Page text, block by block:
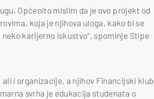
Općenito mislim da je ovo projekt od
koja je njihova uloga, kako bi se
karijerno iskustvo“, spominje Stipe
i organizacije, a njihov Financijski klub
svrha je edukacija studenata o